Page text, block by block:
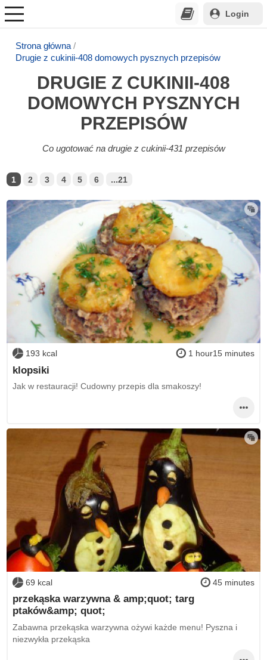
Login
Strona główna
Drugie z cukinii-408 domowych pysznych przepisów
DRUGIE Z CUKINII-408
DOMOWYCH PYSZNYCH
PRZEPISÓW
Co ugotować na drugie z cukinii-431 przepisów
1 2 3 4 5 6 ...21
193 kcal 1 hour15 minutes
klopsiki
Jak w restauracji! Cudowny przepis dla smakoszy!
69 kcal 45 minutes
przekąska warzywna & amp;quot; targ
ptaków&amp; quot;
Zabawna przekąska warzywna ożywi każde menu! Pyszna i
niezwykła przekąska